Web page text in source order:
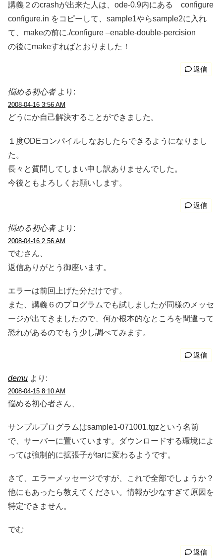
講義２のcrashが出来た人は、ode-0.9内にある configure
configure.in をコピーして、sample1やらsample2に入れ
て、makeの前に./configure –enable-double-percision
の後にmakeすればとおりました！
返信
悩める初心者 より:
2008-04-16 3:56 AM
どうにか自己解決することができました。
１度ODEコンパイルしなおしたらできるようになりまし
た。
長々と質問してしまい申し訳ありませんでした。
今後ともよろしくお願いします。
返信
悩める初心者 より:
2008-04-16 2:56 AM
でむさん、
返信ありがとう御座います。
エラーは前回上げた分だけです。
また、講義６のプログラムでも試しましたが同様のメッセ
ージが出てきましたので、何か根本的なところを間違って
恐れがあるのでもう少し調べてみます。
返信
demu より:
2008-04-15 8:10 AM
悩める初心者さん、
サンプルプログラムはsample1-071001.tgzという名前
で、サーバーに置いています。ダウンロードする環境によ
っては強制的に拡張子がtarに変わるようです。
さて、エラーメッセージですが、これで全部でしょうか？
他にもあったら教えてください。情報が少なすぎて原因を
特定できません。
でむ
返信